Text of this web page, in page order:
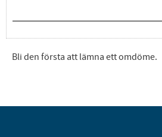
Bli den första att lämna ett omdöme.